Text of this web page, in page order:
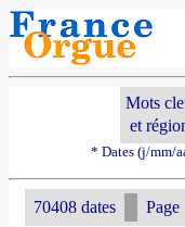
Mots
et
* Dates (j/mm/
70408 dates Page